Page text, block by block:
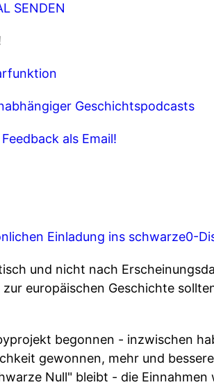
SENDEN
Geschichtspodcasts
als Email!
Einladung ins schwarze0-
und nicht nach
europäischen Geschichte
begonnen - inzwischen
gewonnen, mehr und
Null" bleibt - die